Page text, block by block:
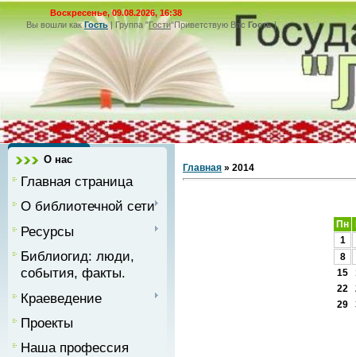
Воскресенье, 09.08.2026, 16:38
Вы вошли как Гость|Группа"Гости"Приветствую Вас Гость|
О нас
Главная страница
О библиотечной сети
Ресурсы
Библиогид: люди,
события, факты.
Краеведение
Проекты
Наша профессия
Главная » 2014
Пн
1
8
15
22
29